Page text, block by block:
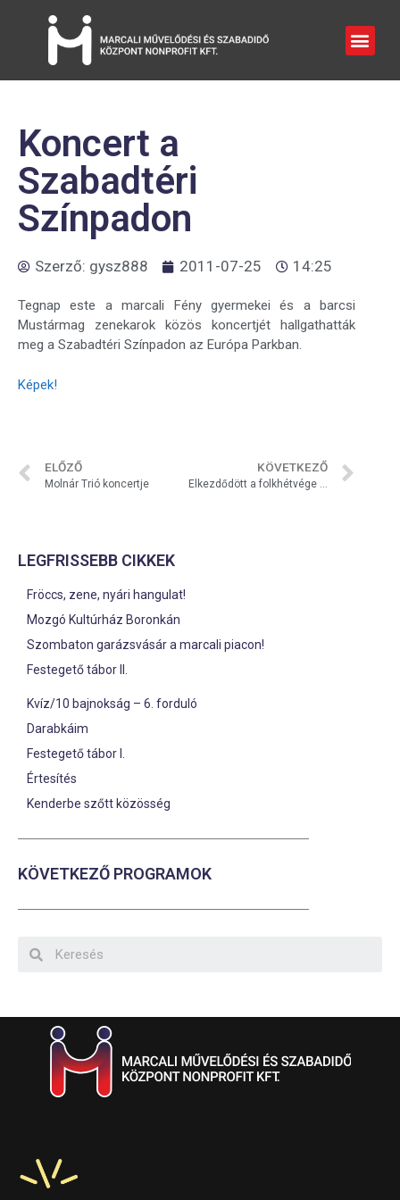
Koncert a
Szabadtéri
Színpadon
Szerző: gysz888 2011-07-25 14:25
Tegnap este a marcali Fény gyermekei és a barcsi
Mustármag zenekarok közös koncertjét hallgathatták
meg a Szabadtéri Színpadon az Európa Parkban.
Képek!
ELŐZŐ
Molnár Trió koncertje
KÖVETKEZŐ
Elkezdődött a folkhétvége …
LEGFRISSEBB CIKKEK
Fröccs, zene, nyári hangulat!
Mozgó Kultúrház Boronkán
Szombaton garázsvásár a marcali piacon!
Festegető tábor II.
Kvíz/10 bajnokság – 6. forduló
Darabkáim
Festegető tábor I.
Értesítés
Kenderbe szőtt közösség
KÖVETKEZŐ PROGRAMOK